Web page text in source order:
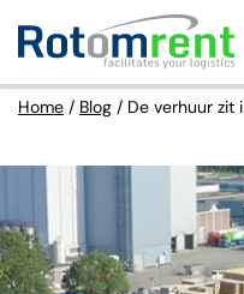
Home / Blog / De verhuur zit